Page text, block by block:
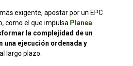
exigente, apostar por un EPC
como el que impulsa Planea
la complejidad de un
una ejecución ordenada y
largo plazo.